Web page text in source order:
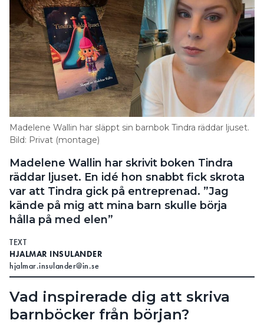
Medlemmar hos Installatörsföretagen har tillgång till
entreprenadjuridisk rådgivning, se mer info på
www.in.se.
Madelene Wallin har släppt sin barnbok Tindra räddar ljuset.
Bild: Privat (montage)
Madelene Wallin har skrivit boken Tindra
räddar ljuset. En idé hon snabbt fick skrota
var att Tindra gick på entreprenad. ”Jag
kände på mig att mina barn skulle börja
hålla på med elen”
TEXT
HJALMAR INSULANDER
hjalmar.insulander@in.se
Vad inspirerade dig att skriva
barnböcker från början?